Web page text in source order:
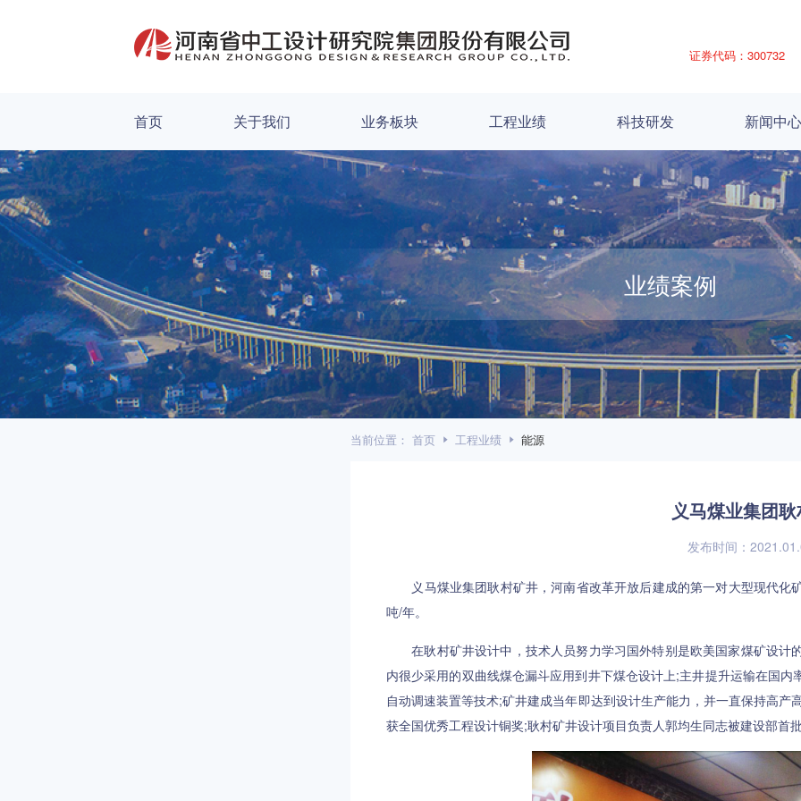
证券代码：300732
首页 关于我们 业务板块 工程业绩 科技研发 新闻中心
业绩案例
当前位置： 首页 工程业绩 能源
义马煤业集团
发布时间：
义马煤业集团耿村矿井，河南省改革开放后建成的第一对大型现代化
吨/年。
在耿村矿井设计中，技术人员努力学习国外特别是欧美国家煤矿设计
内很少采用的双曲线煤仓漏斗应用到井下煤仓设计上;主井提升运输在国
自动调速装置等技术;矿井建成当年即达到设计生产能力，并一直保持高
获全国优秀工程设计铜奖;耿村矿井设计项目负责人郭均生同志被建设部首